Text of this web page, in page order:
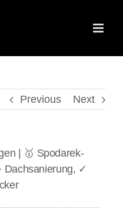
Previous Next
| 🥇 Spodarek-
Dachsanierung, ✓